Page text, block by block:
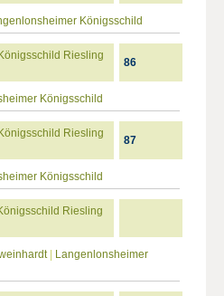
Königsschild
Riesling
86
Königsschild
Riesling
87
Königsschild
Riesling
|
Langenlonsheimer